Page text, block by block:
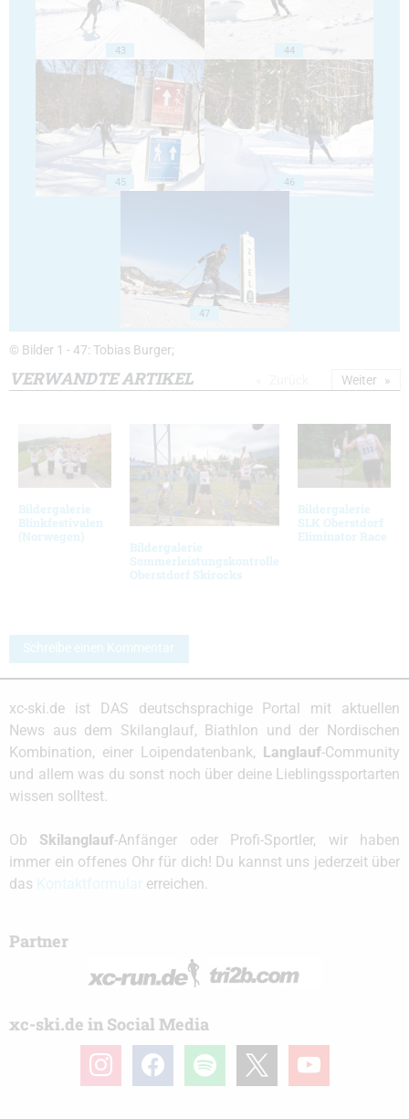
43 44
45 46
47
© Bilder 1 - 47: Tobias Burger;
VERWANDTE ARTIKEL
Bildergalerie
Blinkfestivalen
(Norwegen)
Bildergalerie
Sommerleistungskontrolle
Oberstdorf Skirocks
Bildergalerie
SLK Oberstdorf
Eliminator Race
Weiter
Schreibe einen Kommentar
xc-ski.de ist DAS deutschsprachige Portal mit aktuellen
News aus dem Skilanglauf, Biathlon und der Nordischen
Kombination, einer Loipendatenbank, Langlauf-Community
und allem was du sonst noch über deine Lieblingssportarten
wissen solltest.
Ob Skilanglauf-Anfänger oder Profi-Sportler, wir haben
immer ein offenes Ohr für dich! Du kannst uns jederzeit über
das
erreichen.
Partner
xc-ski.de in Social Media
instagramfacebook spotify youtube